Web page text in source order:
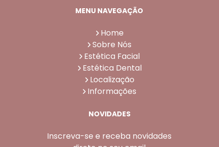
MENU NAVEGAÇÃO
Home
Sobre Nós
Estética Facial
Estética Dental
Localização
Informações
NOVIDADES
Inscreva-se e receba novidades